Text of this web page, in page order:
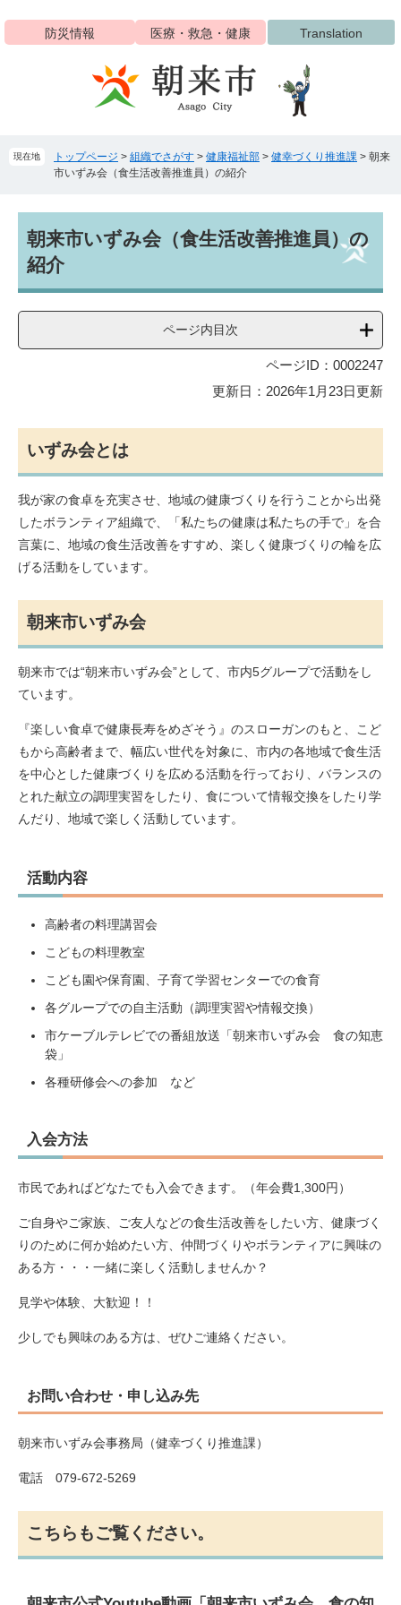
ジ
ュ
防災情報 医療・救急・健康 Translation
現在地 トップページ > 組織でさがす > 健康福祉部 > 健幸づくり推進課 > 朝来
市いずみ会（食生活改善推進員）の紹介
文朝来市いずみ会（食生活改善推進員）の
紹介
ページ内目次
ページID：0002247
更新日：2026年1月23日更新
いずみ会とは
我が家の食卓を充実させ、地域の健康づくりを行うことから出発
したボランティア組織で、「私たちの健康は私たちの手で」を合
言葉に、地域の食生活改善をすすめ、楽しく健康づくりの輪を広
げる活動をしています。
朝来市いずみ会
朝来市では“朝来市いずみ会”として、市内5グループで活動をし
ています。
『楽しい食卓で健康長寿をめざそう』のスローガンのもと、こど
もから高齢者まで、幅広い世代を対象に、市内の各地域で食生活
を中心とした健康づくりを広める活動を行っており、バランスの
とれた献立の調理実習をしたり、食について情報交換をしたり学
んだり、地域で楽しく活動しています。
活動内容
高齢者の料理講習会
こどもの料理教室
こども園や保育園、子育て学習センターでの食育
各グループでの自主活動（調理実習や情報交換）
市ケーブルテレビでの番組放送「朝来市いずみ会 食の知恵
袋」
各種研修会への参加 など
入会方法
市民であればどなたでも入会できます。（年会費1,300円）
ご自身やご家族、ご友人などの食生活改善をしたい方、健康づく
りのために何か始めたい方、仲間づくりやボランティアに興味の
ある方・・・一緒に楽しく活動しませんか？
見学や体験、大歓迎！！
少しでも興味のある方は、ぜひご連絡ください。
お問い合わせ・申し込み先
朝来市いずみ会事務局（健幸づくり推進課）
電話 079-672-5269
こちらもご覧ください。